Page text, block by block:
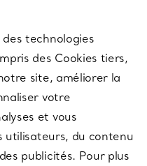
technologies
des Cookies tiers,
site, améliorer la
votre
et vous
utilisateurs, du contenu
publicités. Pour plus